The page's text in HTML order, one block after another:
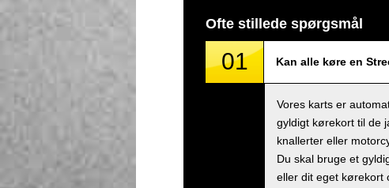
Ofte stillede spørgsmål
01 Kan alle køre en
Vores karts er
gyldigt kørekort til de
knallerter eller
Du skal bruge et
eller dit eget kørekort